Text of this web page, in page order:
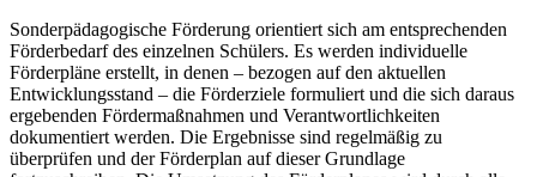
Sonderpädagogische Förderung orientiert sich am entsprechenden
Förderbedarf des einzelnen Schülers. Es werden individuelle
Förderpläne erstellt, in denen – bezogen auf den aktuellen
Entwicklungsstand – die Förderziele formuliert und die sich daraus
ergebenden Fördermaßnahmen und Verantwortlichkeiten
dokumentiert werden. Die Ergebnisse sind regelmäßig zu
überprüfen und der Förderplan auf dieser Grundlage